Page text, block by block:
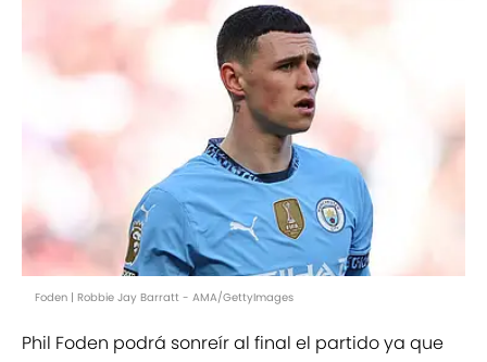
Foden | Robbie Jay Barratt - AMA/GettyImages
Phil Foden podrá sonreír al final el partido ya que